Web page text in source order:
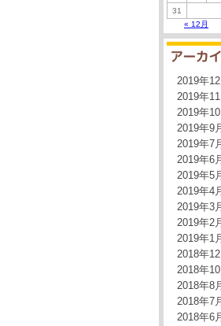
« 12月
31
2019年12
2019年11
2019年10
2019年9
2019年7
2019年6
2019年5
2019年4
2019年3
2019年2
2019年1
2018年12
2018年10
2018年8
2018年7
2018年6